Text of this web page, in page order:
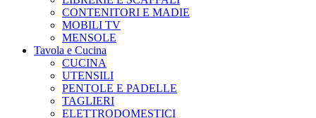
CONTENITORI E MADIE
MOBILI TV
MENSOLE
Tavola e Cucina
CUCINA
UTENSILI
PENTOLE E PADELLE
TAGLIERI
ELETTRODOMESTICI